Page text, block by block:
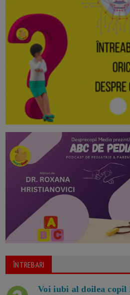
ÎNTREBARI
Voi iubi al doilea copil